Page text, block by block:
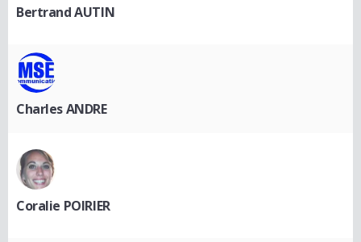
Bertrand AUTIN
Charles ANDRE
Coralie POIRIER